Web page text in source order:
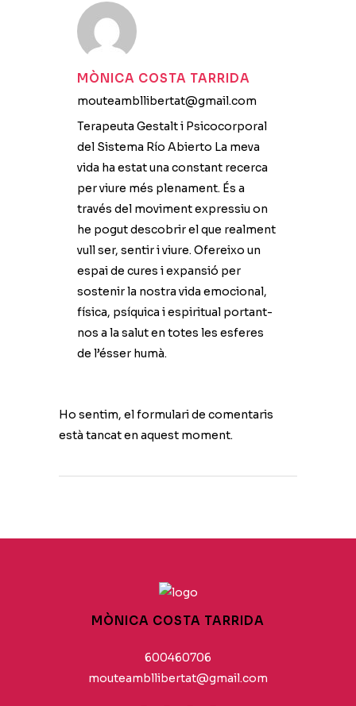
MÒNICA COSTA TARRIDA
mouteambllibertat@gmail.com
Terapeuta Gestalt i Psicocorporal
del Sistema Río Abierto La meva
vida ha estat una constant recerca
per viure més plenament. És a
través del moviment expressiu on
he pogut descobrir el que realment
vull ser, sentir i viure. Ofereixo un
espai de cures i expansió per
sostenir la nostra vida emocional,
física, psíquica i espiritual portant-
nos a la salut en totes les esferes
de l’ésser humà.
Ho sentim, el formulari de comentaris
està tancat en aquest moment.
MÒNICA COSTA TARRIDA
600460706
mouteambllibertat@gmail.com